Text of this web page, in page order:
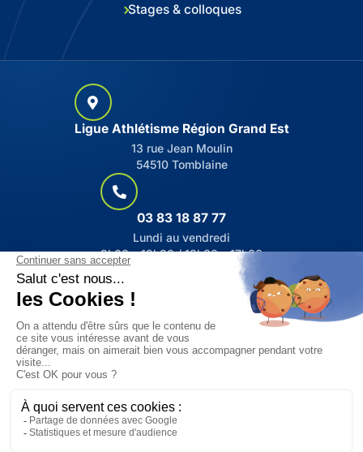
Stages & colloques
Ligue Athlétisme Région Grand Est
13 rue Jean Moulin
54510 Tomblaine
03 83 18 87 77
Lundi au vendredi
9h00 – 12h30 / 13h30 – 17h00
contact@athlelarge.fr
DOCUMENTS UTILES
© Tous droits réservés - LARGE